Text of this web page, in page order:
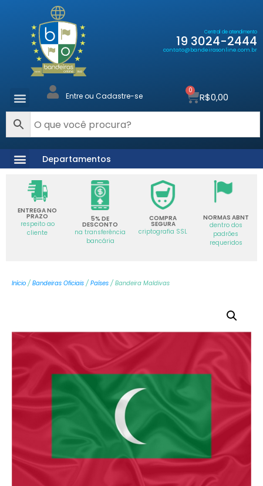
Central de atendimento
19 3024-2444
contato@bandeirasonline.com.br
Entre ou Cadastre-se R$0,00
0
Departamentos
ENTREGA NO
PRAZO
respeito ao
cliente
5% DE
DESCONTO
na transferência
bancária
COMPRA
SEGURA
criptografia SSL
NORMAS ABNT
dentro dos
padrões
requeridos
Início / Bandeiras Oficiais / Países / Bandeira Maldivas